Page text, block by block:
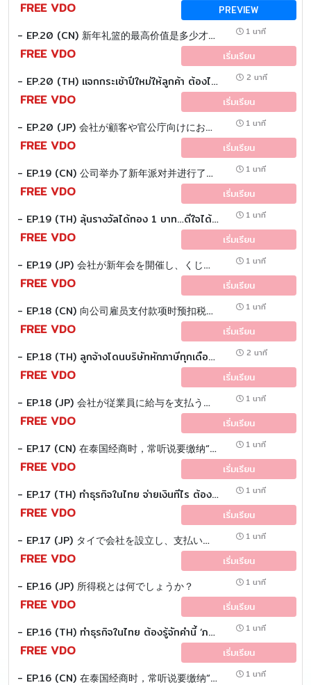
FREE VDO PREVIEW
- EP.20 (CN) 新年礼篮的最高价值是多少才能全额抵扣税款 ？ 1 นาที
FREE VDO เริ่มเรียน
- EP.20 (TH) แจกกระเช้าปีใหม่ให้ลูกค้า ต้องไม่เกินกี่บาท... ถึงหักภาษีได้เต็ม ? 2 นาที
FREE VDO เริ่มเรียน
- EP.20 (JP) 会社が顧客や官公庁向けにお歳暮 （新年のギフトバスケット） を購入した場合、これを税務上の費用として 計上するために、金額の下限（最低いくら以上） といった規定はあるのでしょうか？ 1 นาที
FREE VDO เริ่มเรียน
- EP.19 (CN) 公司举办了新年派对并进行了抽奖活动。一名员工赢得了价值1泰铢的黄金。这会涉及哪些税务问题 ？ 1 นาที
FREE VDO เริ่มเรียน
- EP.19 (TH) ลุ้นรางวัลได้ทอง 1 บาท…ดีใจได้เต็มที่ หรือมีภาษีตามมา ? 1 นาที
FREE VDO เริ่มเรียน
- EP.19 (JP) 会社が新年会を開催し、くじ引きで従業員が「金1バーツ」を当選した場合、税務上の取扱いはどうなりますか？ 1 นาที
FREE VDO เริ่มเรียน
- EP.18 (CN) 向公司雇员支付款项时预扣税的计算 ？ 1 นาที
FREE VDO เริ่มเรียน
- EP.18 (TH) ลูกจ้างโดนบริษัทหักภาษีทุกเดือน เอ๊ะ !! คำนวณยังไงกันนะ ? 2 นาที
FREE VDO เริ่มเรียน
- EP.18 (JP) 会社が従業員に給与を支払う場合の 「源泉所得税（Personal Income Tax）」の計算方法について説明します。 1 นาที
FREE VDO เริ่มเรียน
- EP.17 (CN) 在泰国经商时，常听说要缴纳“所得税”。 那么，“所得税”是什么呢？ 1 นาที
FREE VDO เริ่มเรียน
- EP.17 (TH) ทำธุรกิจในไทย จ่ายเงินทีไร ต้องหักภาษีทุกที! เคยสงสัยไหม...หักทำไม หักให้ใคร? 1 นาที
FREE VDO เริ่มเรียน
- EP.17 (JP) タイで会社を設立し、支払いをする際には 源泉徴収を行う必要があります では、「源泉徴収税」とは何でしょうか？ 1 นาที
FREE VDO เริ่มเรียน
- EP.16 (JP) 所得税とは何でしょうか？ 1 นาที
FREE VDO เริ่มเรียน
- EP.16 (TH) ทำธุรกิจในไทย ต้องรู้จักคำนี้ ‘ภาษีเงินได้’ 1 นาที
FREE VDO เริ่มเรียน
- EP.16 (CN) 在泰国经商时，常听说要缴纳“所得税”。 那么，“所得税”是什么呢？ 1 นาที